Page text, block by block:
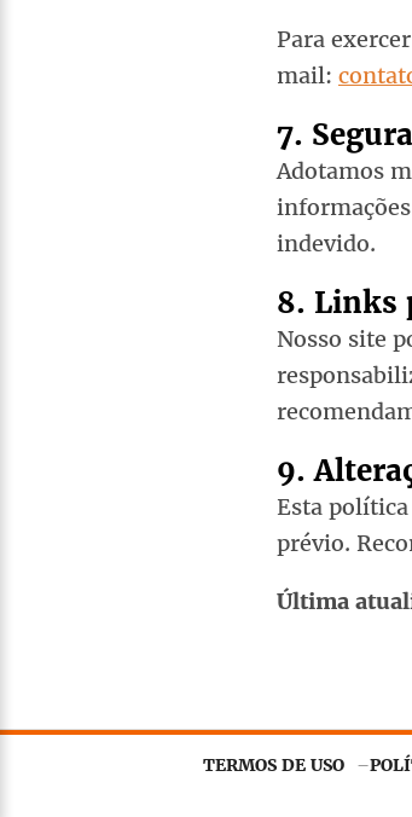
Para
mail:
7.
Adotamos
indevido.
8. Links
Nosso site
9.
Esta
prévio.
Última
TERMOS DE USO
Este site utilizacookies